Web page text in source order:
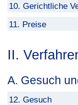
10. Gerichtliche
11. Preise
II.
A. Gesuch
12. Gesuch